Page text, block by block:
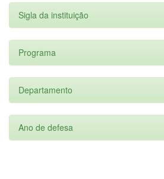
Sigla da instituição
Programa
Departamento
Ano de defesa